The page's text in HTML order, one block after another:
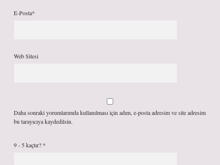
E-Posta*
Web Sitesi
Daha sonraki yorumlarımda kullanılması için adım, e-posta adresim ve site adresim
bu tarayıcıya kaydedilsin.
9 - 5 kaçtır? *